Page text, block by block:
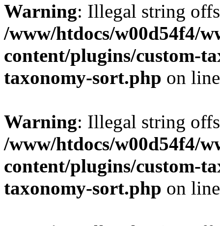
Warning: Illegal string
/www/htdocs/w00d54f4/
content/plugins/custom-
taxonomy-sort.php on
Warning: Illegal string
/www/htdocs/w00d54f4/
content/plugins/custom-
taxonomy-sort.php on